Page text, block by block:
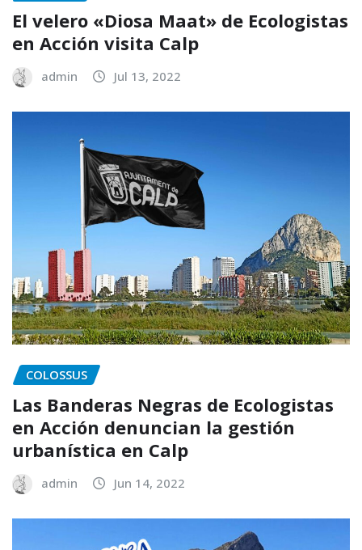
El velero «Diosa Maat» de Ecologistas
en Acción visita Calp
admin Jul 13, 2022
COLOSSUS
Las Banderas Negras de Ecologistas
en Acción denuncian la gestión
urbanística en Calp
admin Jun 14, 2022